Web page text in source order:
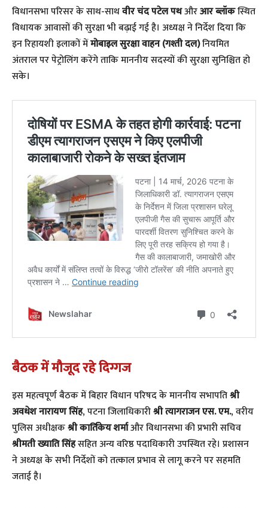
​विधानसभा परिसर के साथ-साथवीर चंद पटेल पथऔरआर ब्लॉकस्थित
विधायक आवासों की सुरक्षा भी बढ़ाई गई है। अध्यक्ष ने निर्देश दिया कि
इन रिहायशी इलाकों मेंमोबाइल सुरक्षा वाहन (गश्ती दल)नियमित
अंतराल पर पेट्रोलिंग करेंगे ताकि माननीय सदस्यों की सुरक्षा सुनिश्चित हो
सके।
बैठक में मौजूद रहे दिग्गज
​इस महत्वपूर्ण बैठक में बिहार विधान परिषद के माननीय सभापतिश्री
अवधेश नारायण सिंह, पटना जिलाधिकारीश्री त्यागराजन एस. एम., वरीय
पुलिस अधीक्षकश्री कार्तिकेय शर्माऔर विधानसभा की प्रभारी सचिव
श्रीमती ख्याति सिंहसहित अन्य वरिष्ठ पदाधिकारी उपस्थित रहे। प्रशासन
ने अध्यक्ष के सभी निर्देशों को तत्काल प्रभाव से लागू करने पर सहमति
जताई है।